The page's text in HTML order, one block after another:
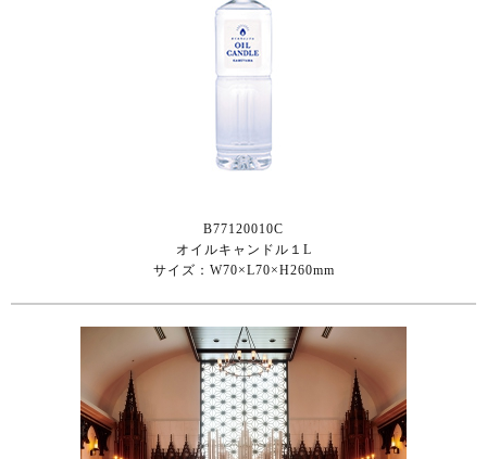
B77120010C
オイルキャンドル１L
サイズ：W70×L70×H260mm